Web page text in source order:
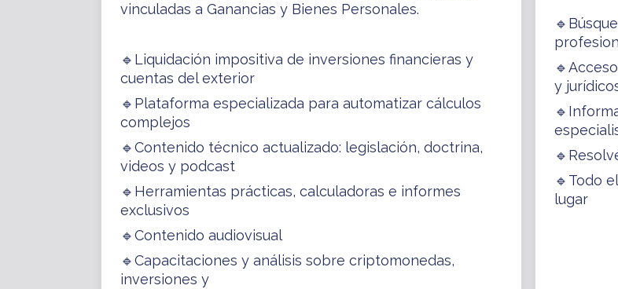
vinculadas a Ganancias y Bienes Personales.
🔹Liquidación impositiva de inversiones financieras y
cuentas del exterior
🔹Plataforma especializada para automatizar cálculos
complejos
🔹Contenido técnico actualizado: legislación, doctrina,
videos y podcast
🔹Herramientas prácticas, calculadoras e informes
exclusivos
🔹Contenido audiovisual
🔹Capacitaciones y análisis sobre criptomonedas,
inversiones y
y
🔹Todo
lugar